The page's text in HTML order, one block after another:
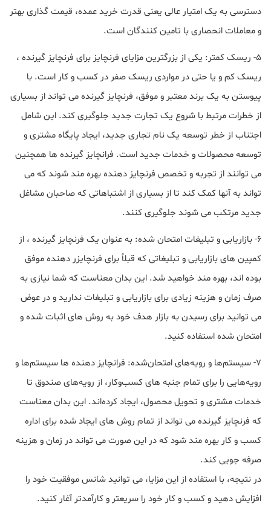
دسترسی به یک امتیار عالی یعنی قدرت خرید عمده، قیمت گذاری بهتر
و معاملات انحصاری با تامین کنندگان است.
5- ریسک کمتر: یکی از بزرگترین مزایای فرنچایز برای فرنچایز گیرنده ،
ریسک کم و یا حتی در مواردی ریسک صفر در کسب و کار است. با
پیوستن به یک برند معتبر و موفق، فرنچایز گیرنده می تواند از بسیاری
از خطرات مرتبط با شروع یک تجارت جدید جلوگیری کند. این شامل
اجتناب از خطر توسعه یک نام تجاری جدید، ایجاد پایگاه مشتری و
توسعه محصولات و خدمات جدید است. فرانچایز گیرنده ها همچنین
می توانند از تجربه و تخصص فرنچایز دهنده بهره مند شوند که می
تواند به آنها کمک کند تا از بسیاری از اشتباهاتی که صاحبان مشاغل
جدید مرتکب می شوند جلوگیری کنند.
6- بازاریابی و تبلیغات امتحان شده: به عنوان یک فرنچایز گیرنده ، از
کمپین های بازاریابی و تبلیغاتی که قبلاً برای فرنچایزر دهنده موفق
بوده اند، بهره مند خواهید شد. این بدان معناست که شما نیازی به
صرف زمان و هزینه زیادی برای بازاریابی و تبلیغات ندارید و در عوض
می توانید برای رسیدن به بازار هدف خود به روش های اثبات شده و
امتحان شده استفاده کنید.
7- سیستم‌ها و رویه‌های امتحان‌شده: فرانچایز دهنده ها سیستم‌ها و
رویه‌هایی را برای تمام جنبه‌ های کسب‌وکار، از رویه‌های صندوق تا
خدمات مشتری و تحویل محصول، ایجاد کرده‌اند. این بدان معناست
که فرنچایز گیرنده می تواند از تمام روش های ایجاد شده برای اداره
کسب و کار بهره مند شود که در این صورت می تواند در زمان و هزینه
صرفه جویی کند.
در نتیجه، با استفاده از این مزایا، می توانید شانس موفقیت خود را
افزایش دهید و کسب و کار خود را سریعتر و کارآمدتر آغار کنید.